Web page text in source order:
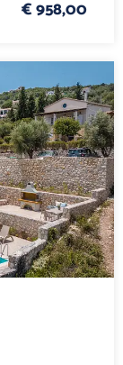
€ 958,00